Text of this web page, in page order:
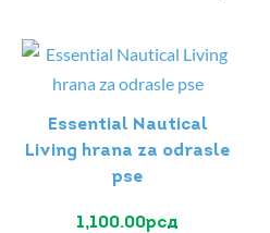
Essential Nautical
Living hrana za odrasle
pse
1,100.00рсд